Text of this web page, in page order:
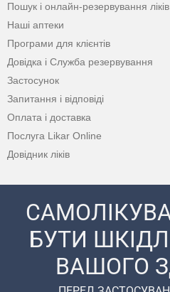
Пошук і онлайн-резервування ліків
Наші аптеки
Програми для клієнтів
Довідка і Служба резервування
Застосунок
Запитання і відповіді
Оплата і доставка
Послуга Likar Online
Довідник ліків
БУТИ
ВАШОГО